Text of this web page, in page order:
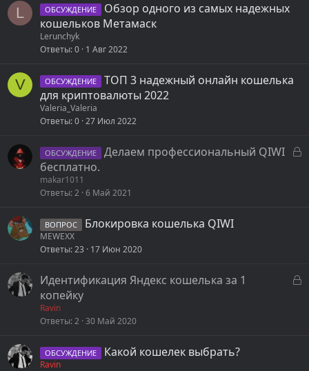
L ОБСУЖДЕНИЕ
Обзор одного из самых надежных
кошельков Метамаск
Lerunchyk
Ответы 0 1 Авг 2022
V ОБСУЖДЕНИЕ
ТОП 3 надежный онлайн кошелька
для криптовалюты 2022
Valeria_Valeria
Ответы 0 27 Июл 2022
З
ОБСУЖДЕНИЕ
Делаем профессиональный QIWI
бесплатно.
makar1011
Ответы 2 6 Май 2021
ВОПРОС Блокировка кошелька QIWI
MEWEXX
Ответы 23 17 Июн 2020
З
Идентификация Яндекс кошелька за 1
копейку
Ravin
Ответы 2 30 Май 2020
ОБСУЖДЕНИЕ Какой кошелек выбрать?
Ravin